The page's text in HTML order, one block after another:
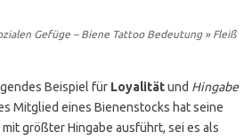
Gefüge – Biene Tattoo Bedeutung » Fleiß
Beispiel für Loyalitätund Hingabe
Mitglied eines Bienenstocks hat seine
größter Hingabe ausführt, sei es als